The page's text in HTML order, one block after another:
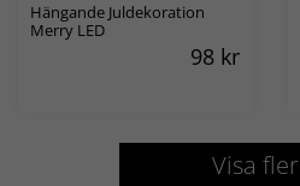
Hängande Juldekoration
Merry LED
98 kr
Visa fler